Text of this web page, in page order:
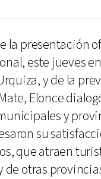
la presentación
este jueves
y de la
Elonce
y
su
que atraen
de otras